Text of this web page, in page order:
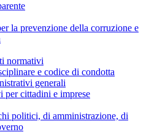
la prevenzione della corruzione e
normativi
e codice di condotta
generali
per cittadini e imprese
politici, di amministrazione, di